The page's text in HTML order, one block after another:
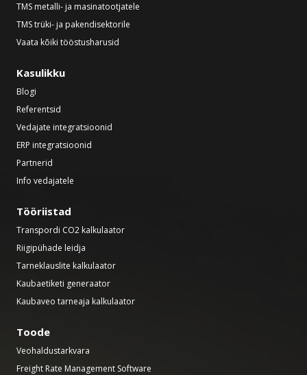
TMS metalli- ja masinatootjatele
TMS trüki- ja pakendisektorile
Vaata kõiki tööstusharusid
Kasulikku
Blogi
Referentsid
Vedajate integratsioonid
ERP integratsioonid
Partnerid
Info vedajatele
Tööriistad
Transpordi CO2 kalkulaator
Riigipühade leidja
Tarneklauslite kalkulaator
Kaubaetiketi generaator
Kaubaveo tarneaja kalkulaator
Toode
Veohaldustarkvara
Freight Rate Management Software